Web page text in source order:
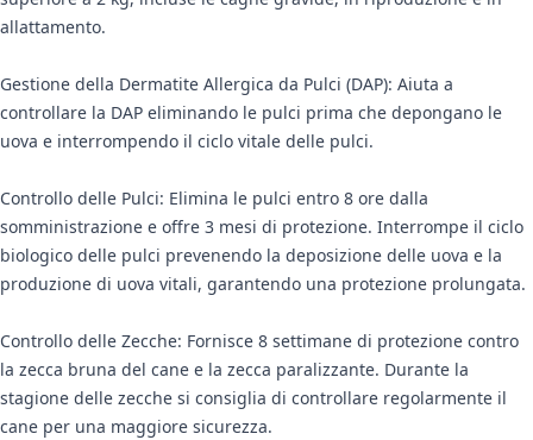
allattamento.
Gestione della Dermatite Allergica da Pulci (DAP): Aiuta a
controllare la DAP eliminando le pulci prima che depongano le
uova e interrompendo il ciclo vitale delle pulci.
Controllo delle Pulci: Elimina le pulci entro 8 ore dalla
somministrazione e offre 3 mesi di protezione. Interrompe il ciclo
biologico delle pulci prevenendo la deposizione delle uova e la
produzione di uova vitali, garantendo una protezione prolungata.
Controllo delle Zecche: Fornisce 8 settimane di protezione contro
la zecca bruna del cane e la zecca paralizzante. Durante la
stagione delle zecche si consiglia di controllare regolarmente il
cane per una maggiore sicurezza.